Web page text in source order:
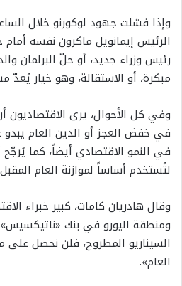
وإذا فشلت جهود لوكورنو خلال
الرئيس إيمانويل ماكرون نفسه
رئيس وزراء جديد، أو حلّ البرلمان
مبكرة، أو الاستقالة، وهو خيار يُعدّ
وفي كل الأحوال، يرى
في خفض العجز أو الدين العام
لتُستخدم أساساً لموازنة العام
وقال هادريان كامات، كبير خبراء
ومنطقة اليورو في بنك «ناتيكسيس»،
السيناريو المطروح، فلن نحصل على
العام».